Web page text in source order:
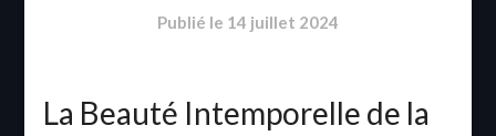
Publié le 14 juillet 2024
La Beauté Intemporelle de la